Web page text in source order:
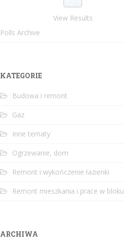
View Results
Polls Archive
KATEGORIE
Budowa i remont
Gaz
Inne tematy
Ogrzewanie, dom
Remont i wykończenie łazienki
Remont mieszkania i prace w bloku
ARCHIWA